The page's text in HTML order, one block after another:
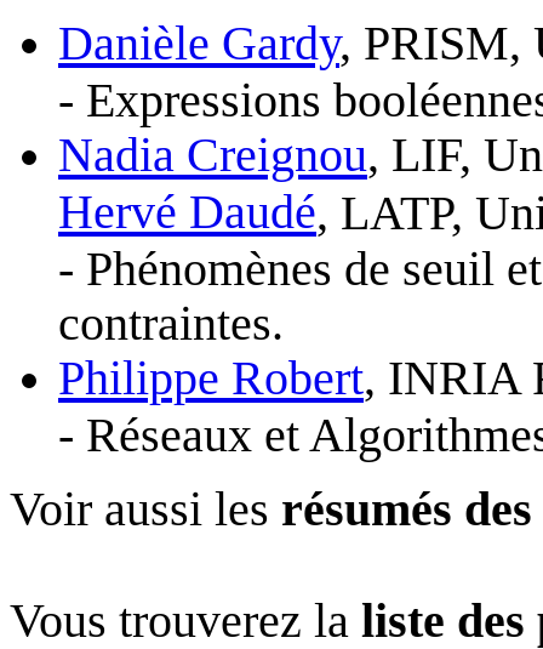
Danièle Gardy, PRISM,
- Expressions
Nadia Creignou, LIF,
Hervé Daudé, LATP,
- Phénomènes de seuil
contraintes.
Philippe Robert, INRIA
- Réseaux et
Voir aussi les résumés
Vous trouverez la liste